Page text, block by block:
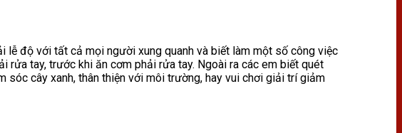
lễ độ với tất cả mọi người xung quanh và biết làm một số công việc
rửa tay, trước khi ăn cơm phải rửa tay. Ngoài ra các em biết quét
sóc cây xanh, thân thiện với môi trường, hay vui chơi giải trí giảm